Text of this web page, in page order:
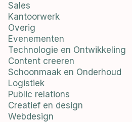
Sales
Kantoorwerk
Overig
Evenementen
Technologie en Ontwikkeling
Content creeren
Schoonmaak en Onderhoud
Logistiek
Public relations
Creatief en design
Webdesign